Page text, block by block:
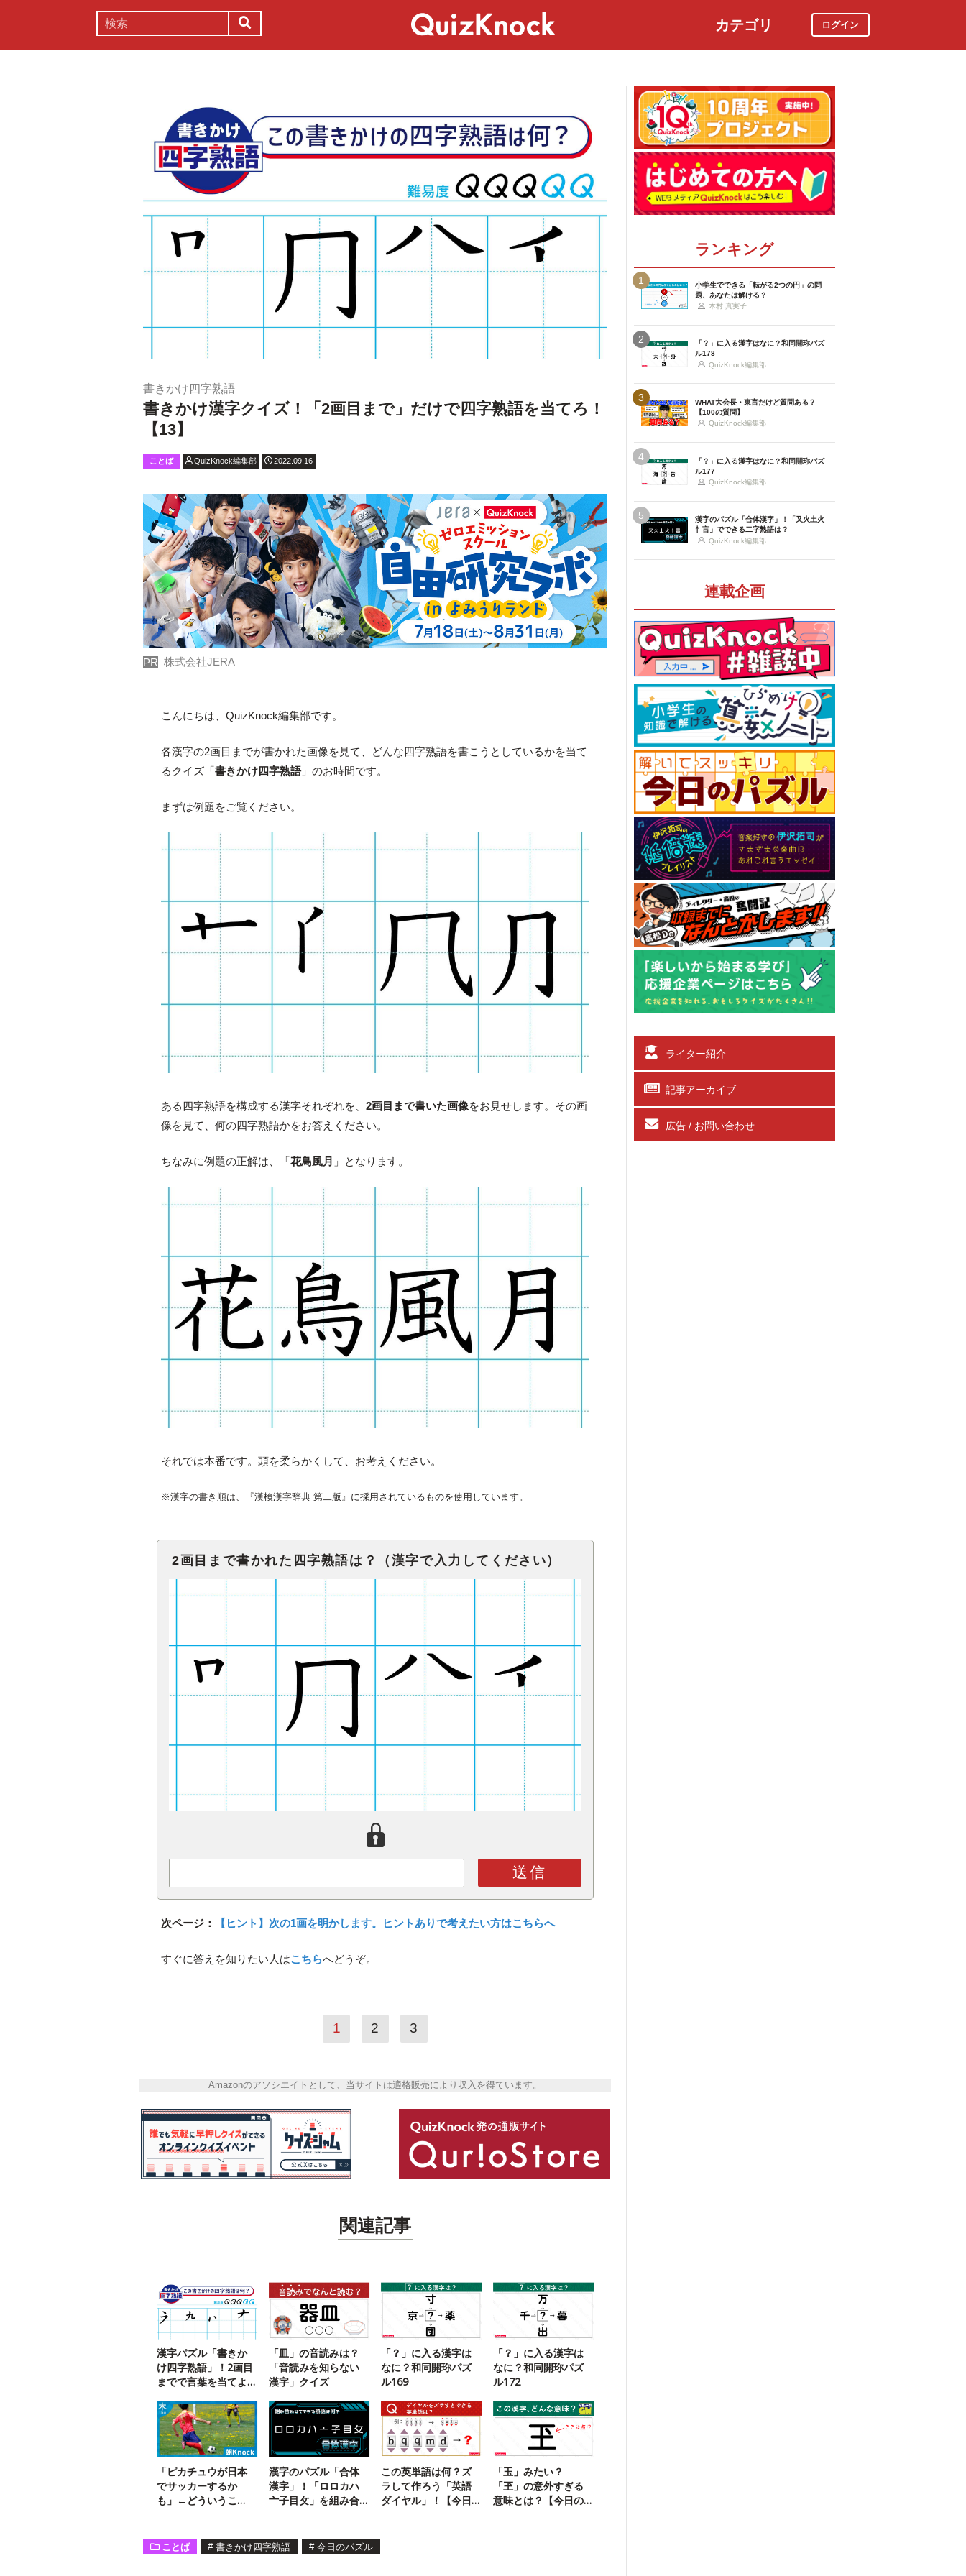
カテゴリ ログイン
書きかけ四字熟語
書きかけ漢字クイズ！「2画目まで」だけで四字熟語を当てろ！
【13】
ことば QuizKnock編集部 2022.09.16
PR 株式会社JERA
こんにちは、QuizKnock編集部です。
各漢字の2画目までが書かれた画像を見て、どんな四字熟語を書こうとしているかを当て
るクイズ「書きかけ四字熟語」のお時間です。
まずは例題をご覧ください。
ある四字熟語を構成する漢字それぞれを、2画目まで書いた画像をお見せします。その画
像を見て、何の四字熟語かをお答えください。
ちなみに例題の正解は、「花鳥風月 」となります。
それでは本番です。頭を柔らかくして、お考えください。
※漢字の書き順は、『漢検漢字辞典 第二版』に採用されているものを使用しています。
2画目まで書かれた四字熟語は？（漢字で入力してください）
送信
次ページ： 【ヒント】次の1画を明かします。ヒントありで考えたい方はこちらへ
すぐに答えを知りたい人はこちらへどうぞ。
1 2 3
Amazonのアソシエイトとして、当サイトは適格販売により収入を得ています。
関連記事
漢字パズル「書きか
け四字熟語」！2画目
までで言葉を当てよ
「皿」の音読みは？
「音読みを知らない
漢字」クイズ
「？」に入る漢字は
なに？和同開珎パズ
ル169
「？」に入る漢字は
なに？和同開珎パズ
ル172
「ピカチュウが日本
でサッカーするか
も」←どういうこ
漢字のパズル「合体
漢字」！「ロロカハ
亠子目攵」を組み合
この英単語は何？ズ
ラして作ろう「英語
ダイヤル」！【今日
「玉」みたい？
「玊」の意外すぎる
意味とは？【今日の
ことば # 書きかけ四字熟語 # 今日のパズル
ランキング
1
小学生でできる「転がる2つの円」の問
題、あなたは解ける？
木村 真実子
2
「？」に入る漢字はなに？和同開珎パズ
ル178
QuizKnock編集部
3
WHAT大会長・東言だけど質問ある？
【100の質問】
QuizKnock編集部
4
「？」に入る漢字はなに？和同開珎パズ
ル177
QuizKnock編集部
5
漢字のパズル「合体漢字」！「又火土火
忄言」でできる二字熟語は？
QuizKnock編集部
連載企画
ライター紹介
記事アーカイブ
広告 / お問い合わせ